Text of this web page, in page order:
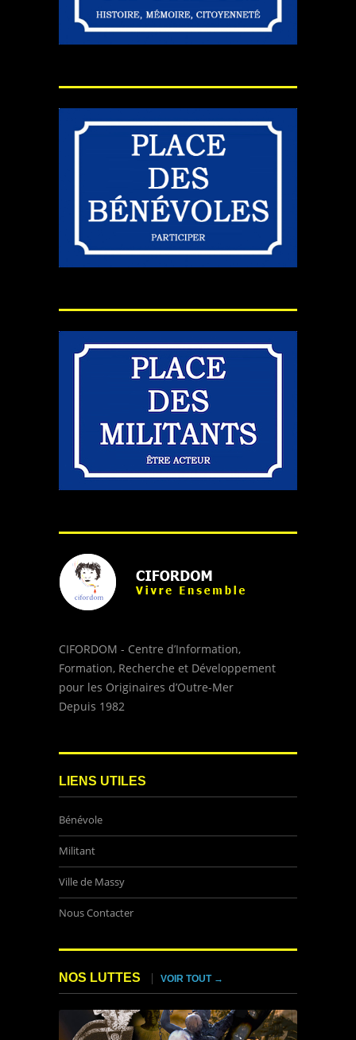
CIFORDOM - Centre d’Information,
Formation, Recherche et Développement
pour les Originaires d’Outre-Mer
Depuis 1982
LIENS UTILES
Bénévole
Militant
Ville de Massy
Nous Contacter
NOS LUTTES VOIR TOUT →